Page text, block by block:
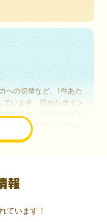
への切替など、1件あた
ています。貯めたポイン
無料で年数回の国内旅
マイラーや旅行好きに
が、モッピーでお得
報
ています！